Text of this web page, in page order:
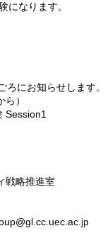
になります。
にお知らせします。
）
Session1
戦略推進室